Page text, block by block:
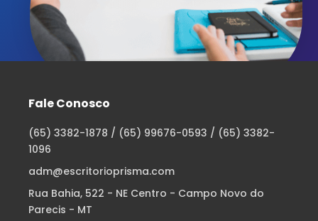
Fale Conosco
(65) 3382-1878 / (65) 99676-0593 / (65) 3382-
1096
adm@escritorioprisma.com
Rua Bahia, 522 - NE Centro - Campo Novo do
Parecis - MT